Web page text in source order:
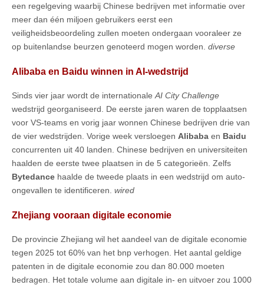
een regelgeving waarbij Chinese bedrijven met informatie over
meer dan één miljoen gebruikers eerst een
veiligheidsbeoordeling zullen moeten ondergaan vooraleer ze
op buitenlandse beurzen genoteerd mogen worden. diverse
Alibaba en Baidu winnen in AI-wedstrijd
Sinds vier jaar wordt de internationaleAI City Challenge
wedstrijd georganiseerd. De eerste jaren waren de topplaatsen
voor VS-teams en vorig jaar wonnen Chinese bedrijven drie van
de vier wedstrijden. Vorige week versloegen Alibaba en Baidu
concurrenten uit 40 landen. Chinese bedrijven en universiteiten
haalden de eerste twee plaatsen in de 5 categorieën. Zelfs
Bytedance haalde de tweede plaats in een wedstrijd om auto-
ongevallen te identificeren. wired
Zhejiang vooraan digitale economie
De provincie Zhejiang wil het aandeel van de digitale economie
tegen 2025 tot 60% van het bnp verhogen. Het aantal geldige
patenten in de digitale economie zou dan 80.000 moeten
bedragen. Het totale volume aan digitale in- en uitvoer zou 1000